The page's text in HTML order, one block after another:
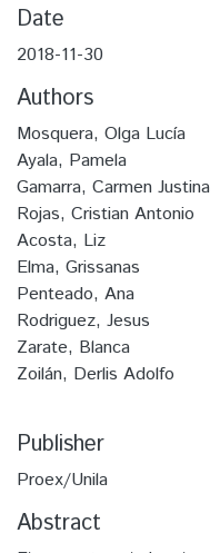
Date
2018-11-30
Authors
Mosquera, Olga Lucía
Ayala, Pamela
Gamarra, Carmen Justina
Rojas, Cristian Antonio
Acosta, Liz
Elma, Grissanas
Penteado, Ana
Rodriguez, Jesus
Zarate, Blanca
Zoilán, Derlis Adolfo
Publisher
Proex/Unila
Abstract